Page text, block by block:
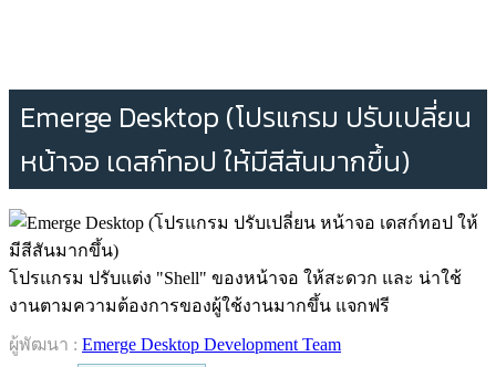
Emerge Desktop (โปรแกรม ปรับเปลี่ยน
หน้าจอ เดสก์ทอป ให้มีสีสันมากขึ้น)
โปรแกรม ปรับแต่ง "Shell" ของหน้าจอ ให้สะดวก และ น่าใช้
งานตามความต้องการของผู้ใช้งานมากขึ้น แจกฟรี
ผู้พัฒนา : Emerge Desktop Development Team